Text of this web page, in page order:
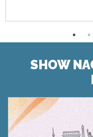
SHOW